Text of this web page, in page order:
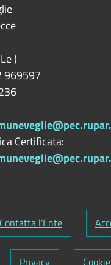
Le)
969597
Certificata:
Contatta l'Ente
Privacy